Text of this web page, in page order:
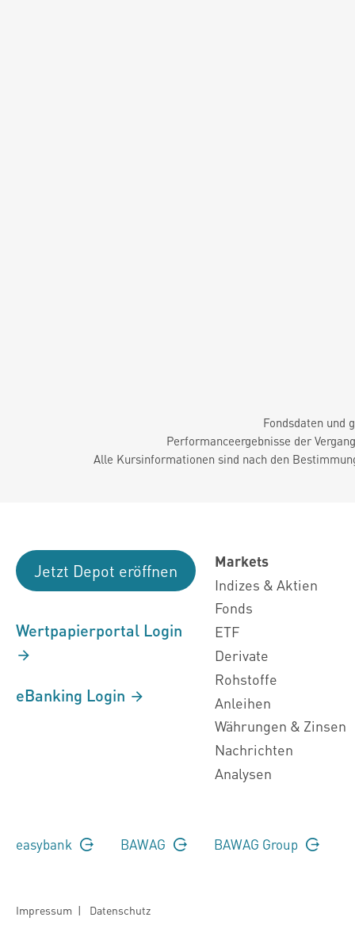
Fondsdaten und
Performanceergebnisse der
Alle Kursinformationen sind nach den
Jetzt Depot eröffnen
Wertpapierportal Login
eBanking Login
Markets
Indizes & Aktien
Fonds
ETF
Derivate
Rohstoffe
Anleihen
Währungen & Zinsen
Nachrichten
Analysen
easybank BAWAG BAWAG Group
Impressum | Datenschutz